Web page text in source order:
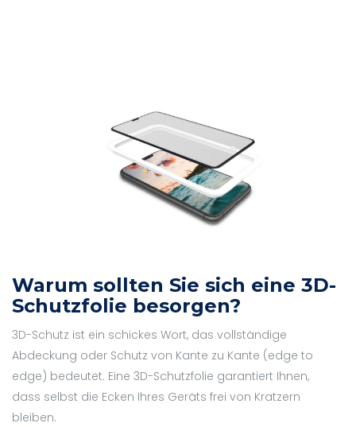
Warum sollten Sie sich eine 3D-
Schutzfolie besorgen?
3D-Schutz ist ein schickes Wort, das vollständige
Abdeckung oder Schutz von Kante zu Kante (edge to
edge) bedeutet. Eine 3D-Schutzfolie garantiert Ihnen,
dass selbst die Ecken Ihres Geräts frei von Kratzern
bleiben.